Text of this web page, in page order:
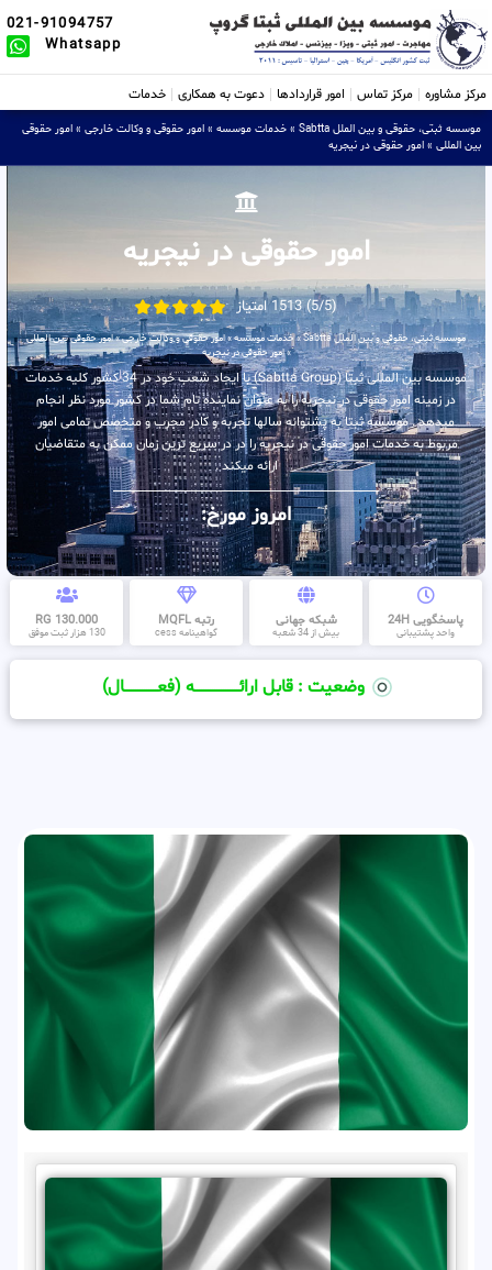
021-91094757
Whatsapp
مرکز مشاوره مرکز تماس امور قراردادها دعوت به همکاری خدمات
موسسه ثبتی، حقوقی و بین الملل Sabtta » خدمات موسسه » امور حقوقی و وکالت خارجی » امور حقوقی
بین المللی » امور حقوقی در نیجریه
امور حقوقی در نیجریه
(5/5) 1513 امتیاز
موسسه ثبتی، حقوقی و بین الملل Sabtta »خدمات موسسه»امور حقوقی و وکالت خارجی»امور حقوقی بین المللی
»امور حقوقی در نیجریه
موسسه بین المللی ثبتا (Sabtta Group) با ایجاد شعب خود در 34 کشور کلیه خدمات
در زمینه امور حقوقی در نیجریه را به عنوان نماینده تام شما در کشور مورد نظر انجام
میدهد . موسسه ثبتا به پشتوانه سالها تجربه و کادر مجرب و متخصص تمامی امور
مربوط به خدمات امور حقوقی در نیجریه را در در سریع ترین زمان ممکن به متقاضیان
ارائه میکند .
امروز مورخ:
پاسخگویی 24H
واحد پشتیبانی
شبکه جهانی
بیش از 34 شعبه
رتبه MQFL
گواهینامه cess
130.000 RG
130 هزار ثبت موفق
وضعیت : قابل ارائــــــــــــــــــــه (فعـــــــــــــــال)